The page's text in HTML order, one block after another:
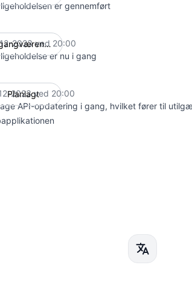
er gennemført
Igangværende
2023 ved 20:00
er nu i gang
Planlagt
2023 ved 20:00
API-opdatering i gang, hvilket fører til